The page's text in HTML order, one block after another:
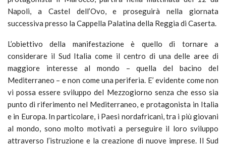
Napoli, a Castel dell’Ovo, e proseguirà nella giornata
successiva presso la Cappella Palatina della Reggia di Caserta.
L’obiettivo della manifestazione è quello di tornare a
considerare il Sud Italia come il centro di una delle aree di
maggiore interesse al mondo – quella del bacino del
Mediterraneo – e non come una periferia. E’ evidente come non
vi possa essere sviluppo del Mezzogiorno senza che esso sia
punto di riferimento nel Mediterraneo, e protagonista in Italia
e in Europa. In particolare, i Paesi nordafricani, tra i più giovani
al mondo, sono molto motivati a perseguire il loro sviluppo
attraverso l’istruzione e la creazione di nuove imprese. Il Sud